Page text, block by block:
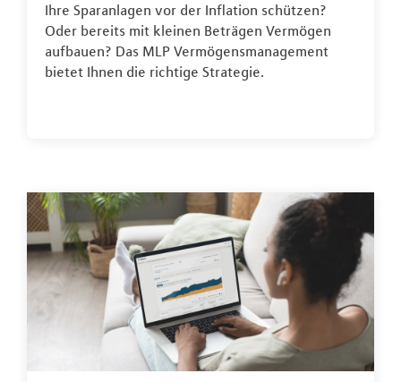
Ihre Sparanlagen vor der Inflation schützen?
Oder bereits mit kleinen Beträgen Vermögen
aufbauen? Das MLP Vermögensmanagement
bietet Ihnen die richtige Strategie.